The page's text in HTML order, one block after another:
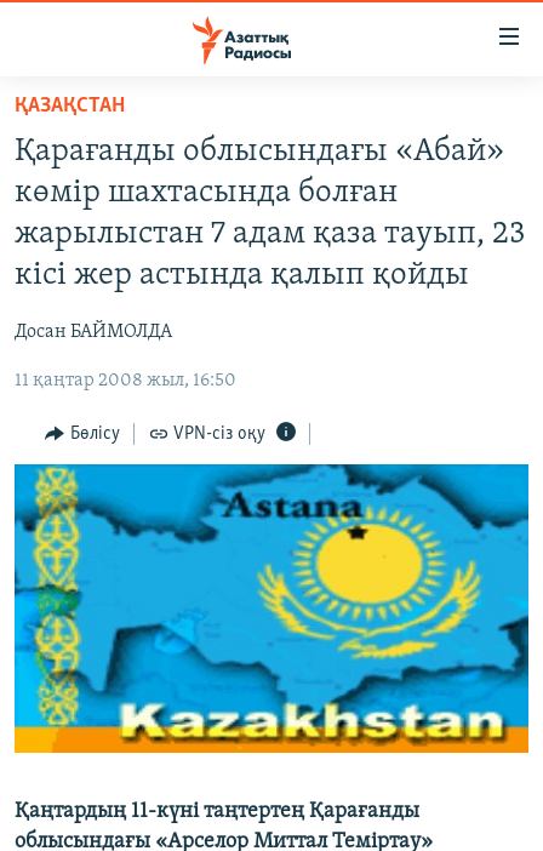
Skip
main
content
to
main
Skip
to
САЯСАТ
AZATTYQTV
ҚАҢТАР ОҚИҒАСЫ
ӘЛЕУМЕТ
ӘЛЕМ
АРНАЙЫ ЖОБАЛАР
Русский
ЖАЗЫЛЫҢЫЗ
Басқа тілдерде
ҚАЗАҚСТАН
Қарағанды облысындағы «Абай»
көмір шахтасында болған
жарылыстан 7 адам қаза тауып, 23
кісі жер астында қалып қойды
Досан БАЙМОЛДА
11 қаңтар 2008 жыл, 16:50
Бөлісу VPN-сіз оқу
Қаңтардың 11-күні таңтертең Қарағанды
облысындағы «Арселор Миттал Теміртау»